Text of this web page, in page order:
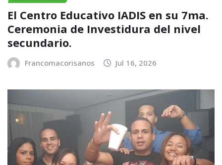
El Centro Educativo IADIS en su 7ma.
Ceremonia de Investidura del nivel
secundario.
Francomacorisanos Jul 16, 2026